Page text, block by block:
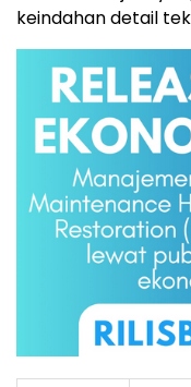
keindahan detail